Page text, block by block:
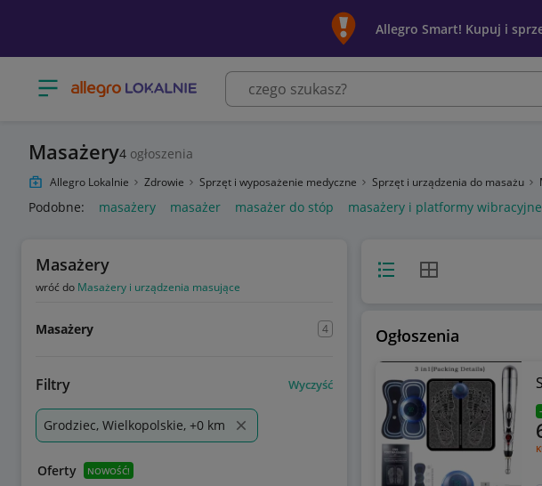
Allegro Smart! Kupuj i
Otwórz menu z kategoriami
Masażery4 ogłoszenia
Allegro Lokalnie Zdrowie Sprzęt i wyposażenie medyczne Sprzęt i urządzenia do masażu
Podobne: masażery masażer masażer do stóp masażery i platformy wibracyjne
Masażery
wróć do Masażery i urządzenia masujące
Masażery 4
Filtry Wyczyść
Grodziec, Wielkopolskie, +0 km
Oferty NOWOŚĆ!
Widok listyWidok siatki
Ogłoszenia